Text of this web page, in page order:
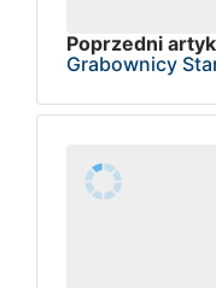
Poprzedni
Grabownicy